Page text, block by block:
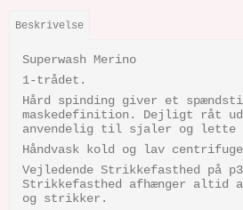
Beskrivelse
Superwash Merino
1-trådet.
Hård spinding giver et
maskedefinition. Dejligt råt
anvendelig til sjaler og lette
Håndvask kold og lav
Vejledende Strikkefasthed på
Strikkefasthed afhænger altid
og strikker.